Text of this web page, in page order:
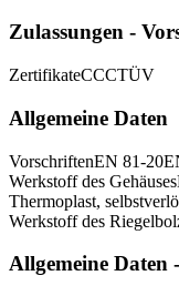
Zulassungen -
ZertifikateCCCTÜV
Allgemeine Daten
VorschriftenEN 81-20
Werkstoff des Gehäuses
Thermoplast,
Werkstoff des
Allgemeine Daten